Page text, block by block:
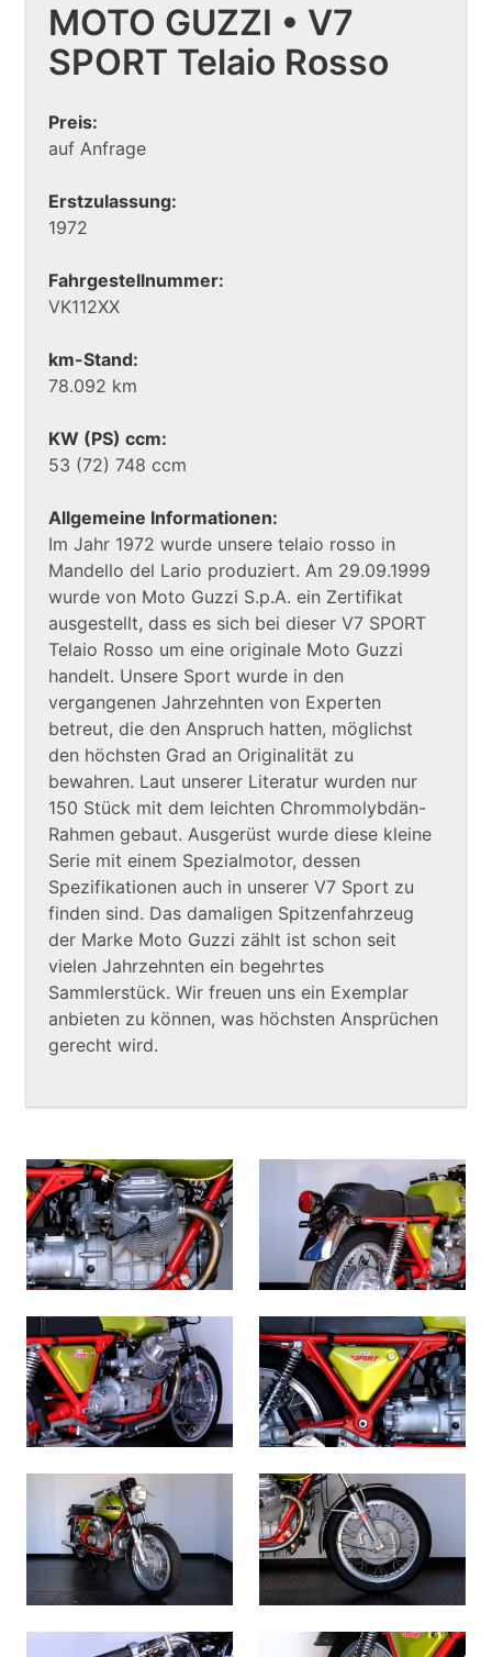
MOTO GUZZI • V7
SPORT Telaio Rosso
Preis:
auf Anfrage
Erstzulassung:
1972
Fahrgestellnummer:
VK112XX
km-Stand:
78.092 km
KW (PS) ccm:
53 (72) 748 ccm
Allgemeine Informationen:
Im Jahr 1972 wurde unsere telaio rosso in
Mandello del Lario produziert. Am 29.09.1999
wurde von Moto Guzzi S.p.A. ein Zertifikat
ausgestellt, dass es sich bei dieser V7 SPORT
Telaio Rosso um eine originale Moto Guzzi
handelt. Unsere Sport wurde in den
vergangenen Jahrzehnten von Experten
betreut, die den Anspruch hatten, möglichst
den höchsten Grad an Originalität zu
bewahren. Laut unserer Literatur wurden nur
150 Stück mit dem leichten Chrommolybdän-
Rahmen gebaut. Ausgerüst wurde diese kleine
Serie mit einem Spezialmotor, dessen
Spezifikationen auch in unserer V7 Sport zu
finden sind. Das damaligen Spitzenfahrzeug
der Marke Moto Guzzi zählt ist schon seit
vielen Jahrzehnten ein begehrtes
Sammlerstück. Wir freuen uns ein Exemplar
anbieten zu können, was höchsten Ansprüchen
gerecht wird.